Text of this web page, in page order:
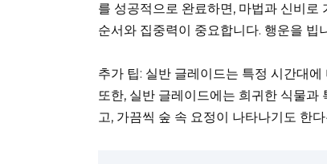
를 성공적으로 완료하면, 마법과 신비로
순서와 집중력이 중요합니다. 행운을 빕
추가 팁: 실반 글레이드는 특정 시간대
또한, 실반 글레이드에는 희귀한 식물과
고, 가끔씩 숲 속 요정이 나타나기도 한